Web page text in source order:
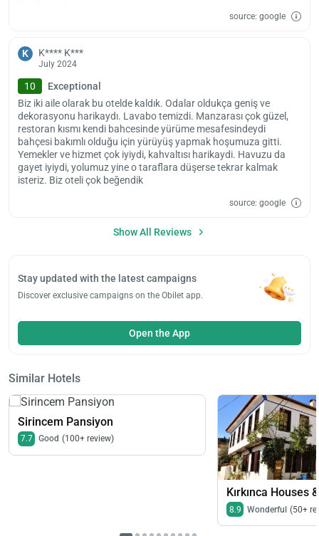
source: google
K K**** K***
July 2024
10
Exceptional
Biz iki aile olarak bu otelde kaldık. Odalar oldukça geniş ve
dekorasyonu harikaydı. Lavabo temizdi. Manzarası çok güzel,
restoran kısmı kendi bahcesinde yürüme mesafesindeydi
bahçesi bakımlı olduğu için yürüyüş yapmak hoşumuza gitti.
Yemekler ve hizmet çok iyiydi, kahvaltısı harikaydi. Havuzu da
gayet iyiydi, yolumuz yine o taraflara düşerse tekrar kalmak
isteriz. Biz oteli çok beğendik
source: google
Show All Reviews
Stay updated with the latest campaigns
Discover exclusive campaigns on the Obilet app.
Open the App
Similar Hotels
Sirincem Pansiyon
7.7 Good (100+ review)
Kırkınca Houses
8.9 Wonderful (50+